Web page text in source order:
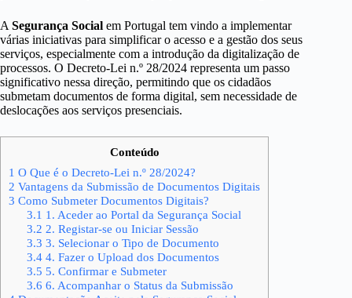
A Segurança Social em Portugal tem vindo a implementar
várias iniciativas para simplificar o acesso e a gestão dos seus
serviços, especialmente com a introdução da digitalização de
processos. O Decreto-Lei n.º 28/2024 representa um passo
significativo nessa direção, permitindo que os cidadãos
submetam documentos de forma digital, sem necessidade de
deslocações aos serviços presenciais.
Conteúdo
1 O Que é o Decreto-Lei n.º 28/2024?
2 Vantagens da Submissão de Documentos Digitais
3 Como Submeter Documentos Digitais?
3.1 1. Aceder ao Portal da Segurança Social
3.2 2. Registar-se ou Iniciar Sessão
3.3 3. Selecionar o Tipo de Documento
3.44. Fazer o Upload dos Documentos
3.5 5. Confirmar e Submeter
3.6 6. Acompanhar o Status da Submissão